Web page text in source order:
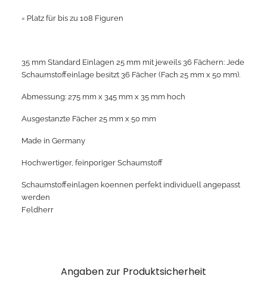
= Platz für bis zu 108 Figuren
35 mm Standard Einlagen 25 mm mit jeweils 36 Fächern: Jede
Schaumstoffeinlage besitzt 36 Fächer (Fach 25 mm x 50 mm).
Abmessung: 275 mm x 345 mm x 35 mm hoch
Ausgestanzte Fächer 25 mm x 50 mm
Made in Germany
Hochwertiger, feinporiger Schaumstoff
Schaumstoffeinlagen koennen perfekt individuell angepasst
werden
Feldherr
Angaben zur Produktsicherheit